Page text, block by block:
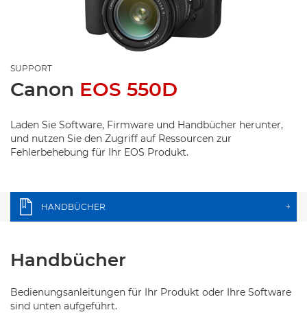
SUPPORT
Canon EOS 550D
Laden Sie Software, Firmware und Handbücher herunter,
und nutzen Sie den Zugriff auf Ressourcen zur
Fehlerbehebung für Ihr EOS Produkt.
HANDBÜCHER +
Handbücher
Bedienungsanleitungen für Ihr Produkt oder Ihre Software
sind unten aufgeführt.